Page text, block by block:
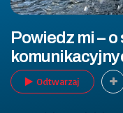
Powiedz mi –
Odtwarzaj